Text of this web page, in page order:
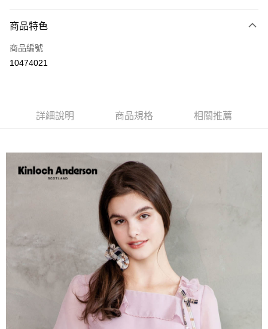
信用卡一次付款
LINE Pay
運送方式
每筆NT$60，滿NT$1,000(含以上)免運費
每筆NT$60，滿NT$1,000(含以上)免運費
商品特色
商品編號
10474021
詳細說明 商品規格 相關推薦